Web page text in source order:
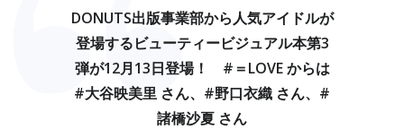
DONUTS出版事業部から人気アイドルが
登場するビューティービジュアル本第3
弾が12月13日登場！ #＝LOVE からは
#大谷映美里 さん、#野口衣織 さん、#
諸橋沙夏 さん